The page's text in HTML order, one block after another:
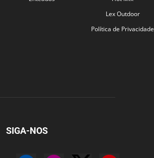
Lex Outdoor
Política de Privacidade
SIGA-NOS